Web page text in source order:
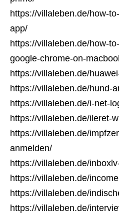
https://villaleben.de/how-
app/
https://villaleben.de/how-
google-chrome-on-
https://villaleben.de/
https://villaleben.de/hund-
https://villaleben.de/i-net-
https://villaleben.de/ileret-
https://villaleben.de/
anmelden/
https://villaleben.de/
https://villaleben.de/
https://villaleben.de/
https://villaleben.de/